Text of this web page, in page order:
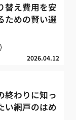
替え費用を安
ための賢い選
2026.04.12
終わりに知っ
い網戸のはめ